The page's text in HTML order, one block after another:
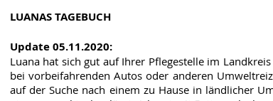
LUANAS TAGEBUCH
Update 05.11.2020:
Luana hat sich gut auf Ihrer Pflegestelle im
bei vorbeifahrenden Autos oder anderen
auf der Suche nach einem zu Hause in ländlicher